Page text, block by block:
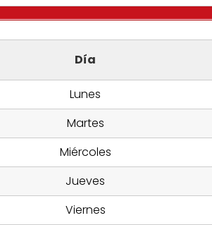
Día
Lunes
Martes
Miércoles
Jueves
Viernes